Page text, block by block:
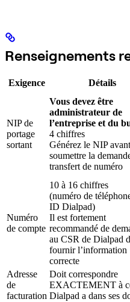
Renseignements
Exigence Détails
NIP de
portage
sortant
Vous devez être
administrateur de
l’entreprise et du
4 chiffres
Générez le NIP
soumettre la
transfert de numéro
Numéro
de compte
10 à 16 chiffres
(numéro de
ID Dialpad)
Il est fortement
recommandé de
au CSR de Dialpad
fournir l’information
correcte
Adresse
de
facturation
Doit correspondre
EXACTEMENT à
Dialpad a dans ses